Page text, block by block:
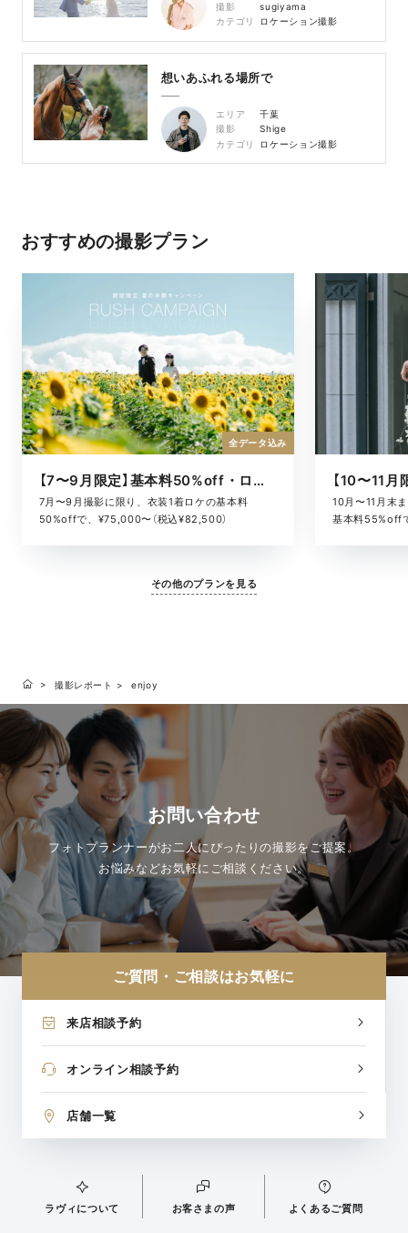
撮影
sugiyama
カテゴリ
ロケーション撮影
想いあふれる場所で
エリア
千葉
撮影
Shige
カテゴリ
ロケーション撮影
おすすめの撮影プラン
【7〜9月限定】基本料50%off・ロケキャンペーン
7月〜9月撮影に限り、衣装1着ロケの基本料
50%offで、¥75,000〜（税込¥82,500）
全データ込み
10月〜11月末
基本料55%off
その他のプランを見る
撮影レポート enjoy
お問い合わせ
フォトプランナーがお二人にぴったりの撮影をご提案。
お悩みなどお気軽にご相談ください。
ご質問・ご相談はお気軽に
来店相談予約
オンライン相談予約
店舗一覧
ラヴィについて お客さまの声 よくあるご質問